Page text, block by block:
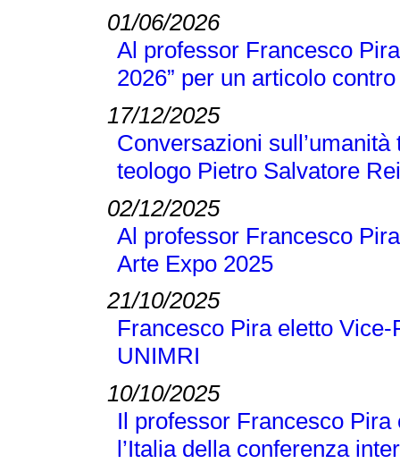
01/06/2026
Al professor Francesco
2026” per un articolo
17/12/2025
Conversazioni
teologo Pietro Salvatore
02/12/2025
Al professor Francesco
Arte Expo 2025
21/10/2025
Francesco Pira eletto
UNIMRI
10/10/2025
Il professor Francesco
l’Italia della conferenza